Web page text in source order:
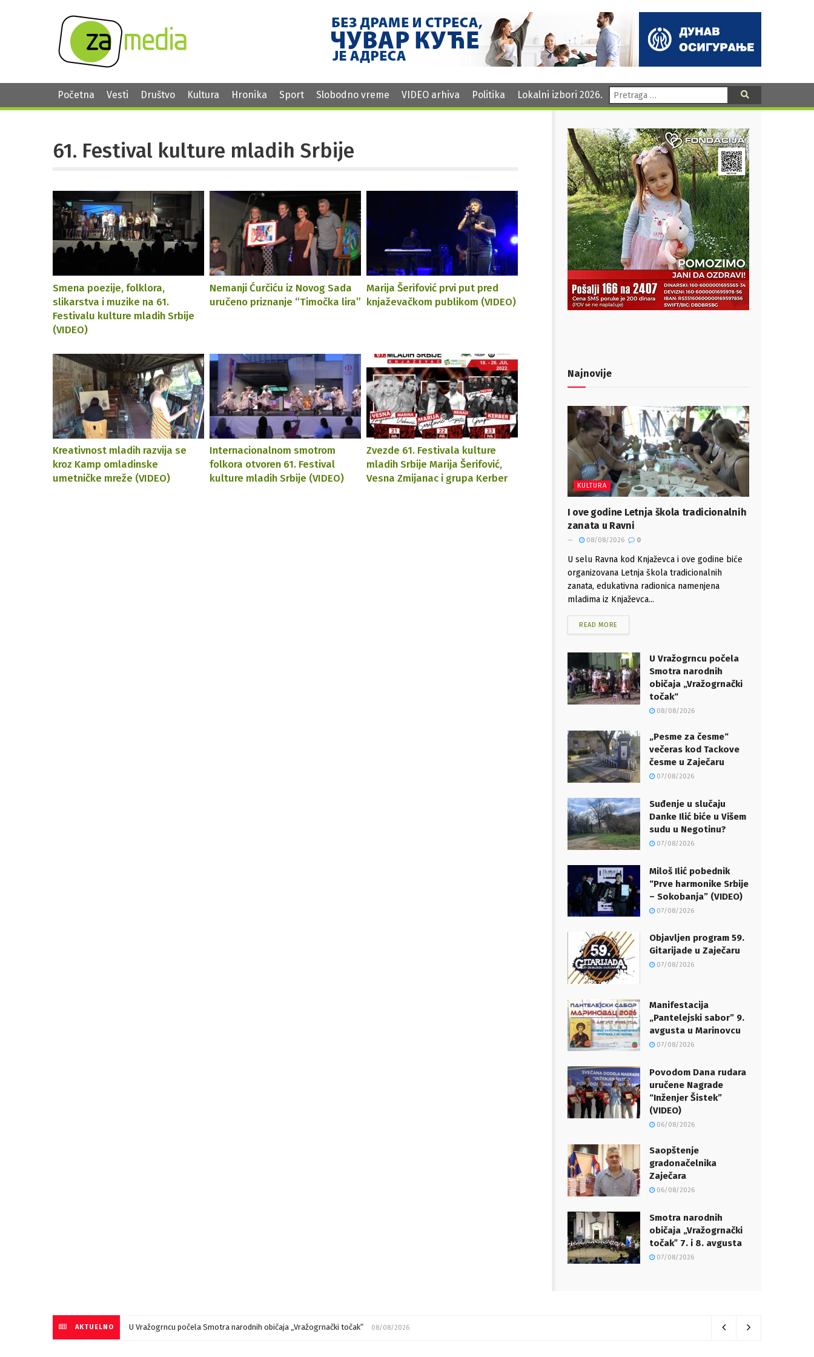
Početna Vesti Društvo Kultura Hronika Sport Slobodno vreme VIDEO arhiva Politika Lokalni izbori 2026. Pretraga:
61. Festival kulture mladih Srbije
Smena poezije, folklora,
slikarstva i muzike na 61.
Festivalu kulture mladih Srbije
(VIDEO)
Nemanji Ćurčiću iz Novog Sada
uručeno priznanje “Timočka lira”
Marija Šerifović prvi put pred
knjaževačkom publikom (VIDEO)
Kreativnost mladih razvija se
kroz Kamp omladinske
umetničke mreže (VIDEO)
Internacionalnom smotrom
folkora otvoren 61. Festival
kulture mladih Srbije (VIDEO)
Zvezde 61. Festivala kulture
mladih Srbije Marija Šerifović,
Vesna Zmijanac i grupa Kerber
Najnovije
KULTURA
I ove godine Letnja škola tradicionalnih
zanata u Ravni
08/08/2026 0
U selu Ravna kod Knjaževca i ove godine biće
organizovana Letnja škola tradicionalnih
zanata, edukativna radionica namenjena
mladima iz Knjaževca...
READ MORE
U Vražogrncu počela
Smotra narodnih
običaja „Vražogrnački
točak“
08/08/2026
„Pesme za česme“
večeras kod Tackove
česme u Zaječaru
07/08/2026
Suđenje u slučaju
Danke Ilić biće u Višem
sudu u Negotinu?
07/08/2026
Miloš Ilić pobednik
“Prve harmonike Srbije
– Sokobanja” (VIDEO)
07/08/2026
Objavljen program 59.
Gitarijade u Zaječaru
07/08/2026
Manifestacija
„Pantelejski sabor” 9.
avgusta u Marinovcu
07/08/2026
Povodom Dana rudara
uručene Nagrade
“Inženjer Šistek”
(VIDEO)
06/08/2026
Saopštenje
gradonačelnika
Zaječara
06/08/2026
Smotra narodnih
običaja „Vražogrnački
točakˮ 7. i 8. avgusta
07/08/2026
AKTUELNO U Vražogrncu počela Smotra narodnih običaja „Vražogrnački točak“ 08/08/2026